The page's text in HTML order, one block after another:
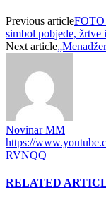
Previous articleFOTO
simbol pobjede, žrtve
Next article
Novinar MM
https://
RVNQQ
RELATED